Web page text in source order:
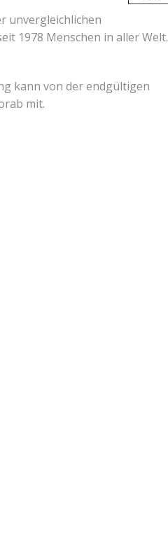
unvergleichlichen
1978 Menschen in aller Welt.
kann von der endgültigen
mit.